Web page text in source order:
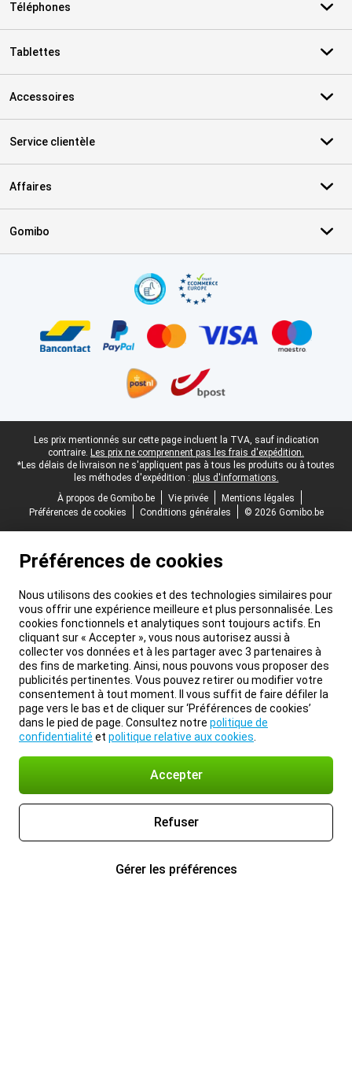
Téléphones
Tablettes
Accessoires
Service clientèle
Affaires
Gomibo
Pied-de-page légal
Les prix mentionnés sur cette page incluent la TVA, sauf indication
contraire. Les prix ne comprennent pas les frais d'expédition.
*Les délais de livraison ne s'appliquent pas à tous les produits ou à toutes
les méthodes d'expédition : plus d'informations.
À propos de Gomibo.be
Vie privée
Mentions légales
Préférences de cookies
Conditions générales © 2026 Gomibo.be
Préférences de cookies
Nous utilisons des cookies et des technologies similaires pour
vous offrir une expérience meilleure et plus personnalisée. Les
cookies fonctionnels et analytiques sont toujours actifs. En
cliquant sur « Accepter », vous nous autorisez aussi à
collecter vos données et à les partager avec 3 partenaires à
des fins de marketing. Ainsi, nous pouvons vous proposer des
publicités pertinentes. Vous pouvez retirer ou modifier votre
consentement à tout moment. Il vous suffit de faire défiler la
page vers le bas et de cliquer sur ‘Préférences de cookies’
dans le pied de page. Consultez notre politique de
confidentialité et politique relative aux cookies
Accepter
Refuser
Gérer les préférences